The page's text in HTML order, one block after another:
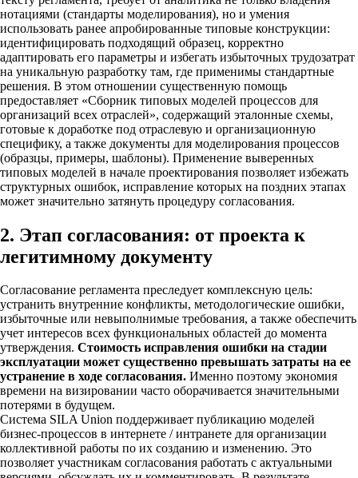
нотациями (стандарты моделирования), но и умения
использовать ранее апробированные типовые конструкции:
идентифицировать подходящий образец, корректно
адаптировать его параметры и избегать избыточных трудозатрат
на уникальную разработку там, где применимы стандартные
решения. В этом отношении существенную помощь
предоставляет «Сборник типовых моделей процессов для
организаций всех отраслей», содержащий эталонные схемы,
готовые к доработке под отраслевую и организационную
специфику, а также документы для моделирования процессов
(образцы, примеры, шаблоны). Применение выверенных
типовых моделей в начале проектирования позволяет избежать
структурных ошибок, исправление которых на поздних этапах
может значительно затянуть процедуру согласования.
2. Этап согласования: от проекта к
легитимному документу
Согласование регламента преследует комплексную цель:
устранить внутренние конфликты, методологические ошибки,
избыточные или невыполнимые требования, а также обеспечить
учет интересов всех функциональных областей до момента
утверждения. Стоимость исправления ошибки на стадии
эксплуатации может существенно превышать затраты на ее
устранение в ходе согласования. Именно поэтому экономия
времени на визировании часто оборачивается значительными
потерями в будущем.
Система SILA Union поддерживает публикацию моделей
бизнес-процессов в интернете / интранете для организации
коллективной работы по их созданию и изменению. Это
позволяет участникам согласования работать с актуальными